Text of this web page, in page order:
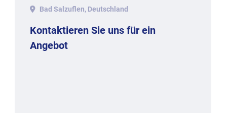
Bad Salzuflen, Deutschland
Kontaktieren Sie uns für ein
Angebot